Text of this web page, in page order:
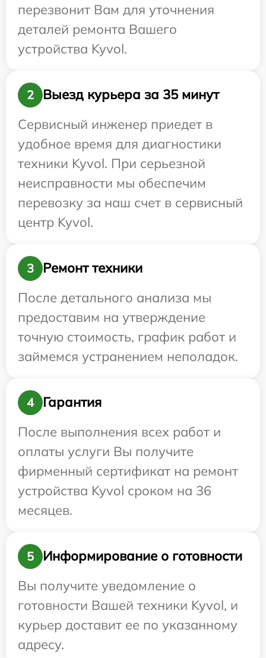
перезвонит Вам для уточнения
деталей ремонта Вашего
устройства Kyvol.
2
Выезд курьера за 35 минут
Сервисный инженер приедет в
удобное время для диагностики
техники Kyvol. При серьезной
неисправности мы обеспечим
перевозку за наш счет в сервисный
центр Kyvol.
3
Ремонт техники
После детального анализа мы
предоставим на утверждение
точную стоимость, график работ и
займемся устранением неполадок.
4
Гарантия
После выполнения всех работ и
оплаты услуги Вы получите
фирменный сертификат на ремонт
устройства Kyvol сроком на 36
месяцев.
5
Информирование о готовности
Вы получите уведомление о
готовности Вашей техники Kyvol, и
курьер доставит ее по указанному
адресу.